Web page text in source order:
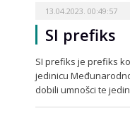
13.04.2023. 00:49:57
SI prefiks
SI prefiks je prefiks
jedinicu
dobili umnošci te